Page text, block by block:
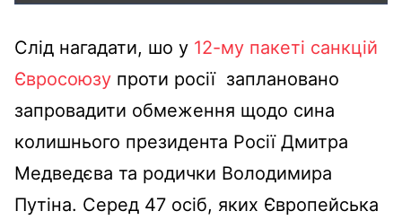
Слід нагадати, шо у 12-му пакеті санкцій
Євросоюзу проти росії заплановано
запровадити обмеження щодо сина
колишнього президента Росії Дмитра
Медведєва та родички Володимира
Путіна. Серед 47 осіб, яких Європейська